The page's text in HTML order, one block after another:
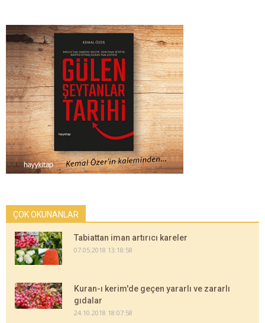
ÇOK OKUNANLAR
Tabiattan iman artırıcı kareler
07.05.2018 13:18:58
Kuran-ı kerim'de geçen yararlı ve zararlı
gıdalar
24.10.2018 18:07:58